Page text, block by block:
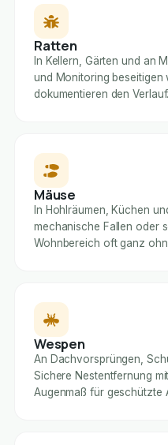
Ratten
In Kellern, Gärten und an
und Monitoring beseitigen
dokumentieren den Verlauf.
Mäuse
In Hohlräumen, Küchen
mechanische Fallen oder
Wohnbereich oft ganz
Wespen
An Dachvorsprüngen,
Sichere Nestentfernung
Augenmaß für geschützte